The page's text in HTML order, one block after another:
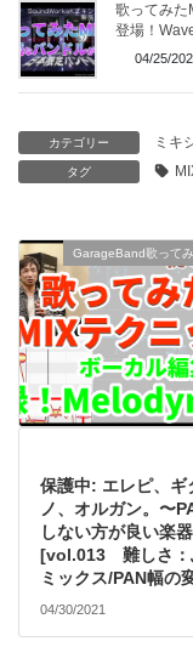
歌ってみた
登場！
04/25/
カテゴリー ミキ
タグ
GarageBand歌って
保護中: エレピ、ギ
ノ、オルガン。〜
しない方が良い楽
[vol.013 難しさ：
ミックス/PAN幅の
04/30/2021